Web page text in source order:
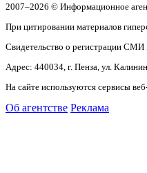
2007–2026 © Информационное
При цитировании материалов
Свидетельство о регистрации
Адрес: 440034, г. Пенза, ул.
На сайте используются сервисы
Об агентстве Реклама